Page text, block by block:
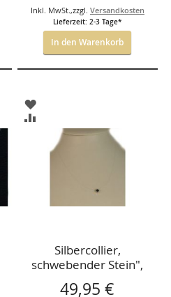
Inkl. MwSt. ,zzgl. Versandkosten
Lieferzeit: 2-3 Tage*
In den Warenkorb
ZUR
WUNSCHLISTE
HINZUFÜGEN
ZUR
VERGLEICHSLISTE
HINZUFÜGEN
Silbercollier,
schwebender Stein",
49,95 €